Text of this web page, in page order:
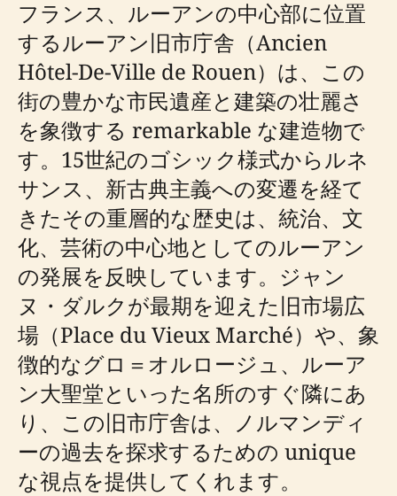
フランス、ルーアンの中心部に位置
するルーアン旧市庁舎（Ancien
Hôtel-De-Ville de Rouen）は、この
街の豊かな市民遺産と建築の壮麗さ
を象徴する remarkable な建造物で
す。15世紀のゴシック様式からルネ
サンス、新古典主義への変遷を経て
きたその重層的な歴史は、統治、文
化、芸術の中心地としてのルーアン
の発展を反映しています。ジャン
ヌ・ダルクが最期を迎えた旧市場広
場（Place du Vieux Marché）や、象
徴的なグロ＝オルロージュ、ルーア
ン大聖堂といった名所のすぐ隣にあ
り、この旧市庁舎は、ノルマンディ
ーの過去を探求するための unique
な視点を提供してくれます。